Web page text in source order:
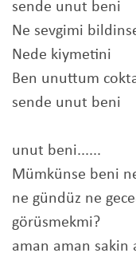
sende unut beni
Ne sevgimi
Nede kiymetini
Ben unuttum
sende unut beni
unut beni......
Mümkünse beni
ne gündüz ne
görüsmekmi?
aman aman sakin